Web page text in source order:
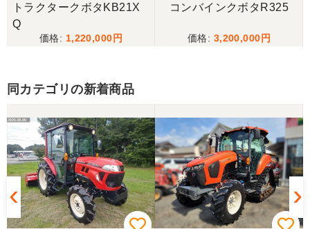
当方の要望に対して、素早く対応していただき感謝
スタッフの鈴木さんが親切で機械に詳しく 丁寧にご
対応頂きました。 ありがとう！ 少し距離はあります
が、今後も農機具を買う際はのうき屋さんを利用し
ようと思います。
三重県／miraisann
写真と現物が違いすぎる
トラクタークボタKB21X
Q
1,220,000
コンバインクボタR325
3,200,000
同カテゴリの新着商品